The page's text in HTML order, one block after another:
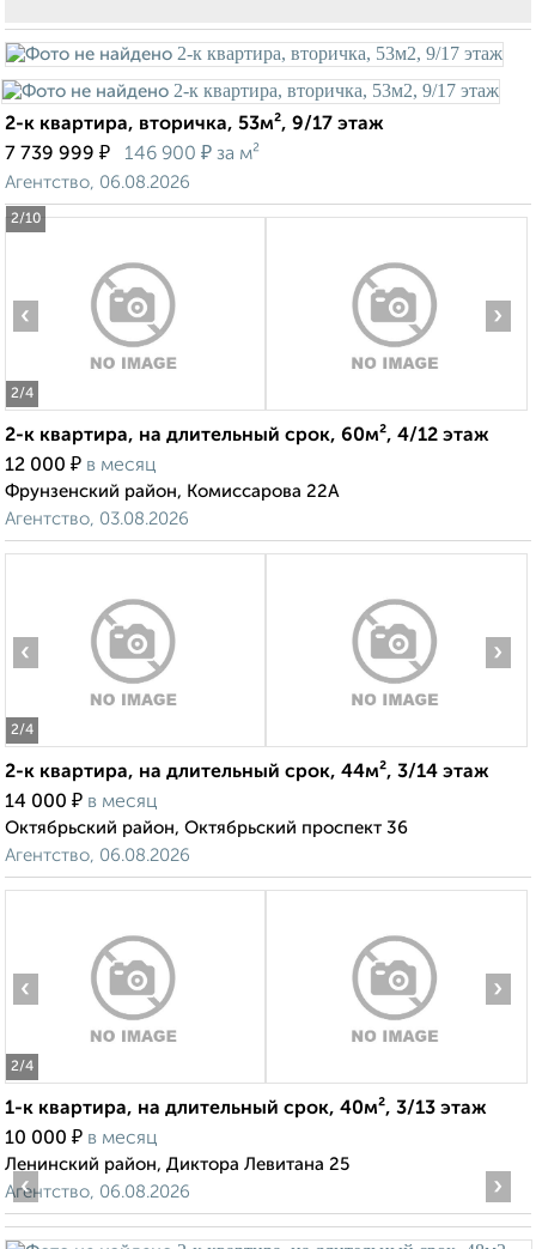
2/10
2-к квартира, вторичка, 53м², 9/17 этаж
7 739 999 ₽ 146 900 ₽ за м²
Агентство, 06.08.2026
2/4
‹ ›
2-к квартира, на длительный срок, 60м², 4/12 этаж
12 000 ₽ в месяц
Фрунзенский район, Комиссарова 22А
Агентство, 03.08.2026
2/4
‹ ›
2-к квартира, на длительный срок, 44м², 3/14 этаж
14 000 ₽ в месяц
Октябрьский район, Октябрьский проспект 36
Агентство, 06.08.2026
2/4
‹ ›
1-к квартира, на длительный срок, 40м², 3/13 этаж
10 000 ₽ в месяц
Ленинский район, Диктора Левитана 25
Агентство, 06.08.2026
‹ ›